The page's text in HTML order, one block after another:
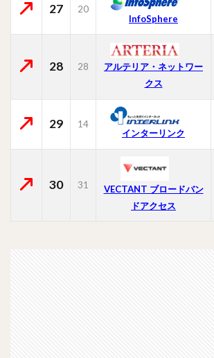
27
20
InfoSphere
28 28
アルテリア・ネットワー
クス
29
14
インターリンク
30 31
VECTANT ブロードバン
ドアクセス